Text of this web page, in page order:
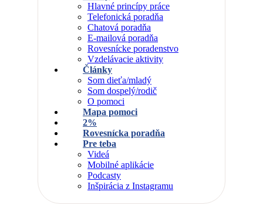
Hlavné princípy práce
Telefonická poradňa
Chatová poradňa
E-mailová poradňa
Rovesnícke poradenstvo
Vzdelávacie aktivity
Články
Som dieťa/mladý
Som dospelý/rodič
O pomoci
Mapa pomoci
2%
Rovesnícka poradňa
Pre teba
Videá
Mobilné aplikácie
Podcasty
Inšpirácia z Instagramu